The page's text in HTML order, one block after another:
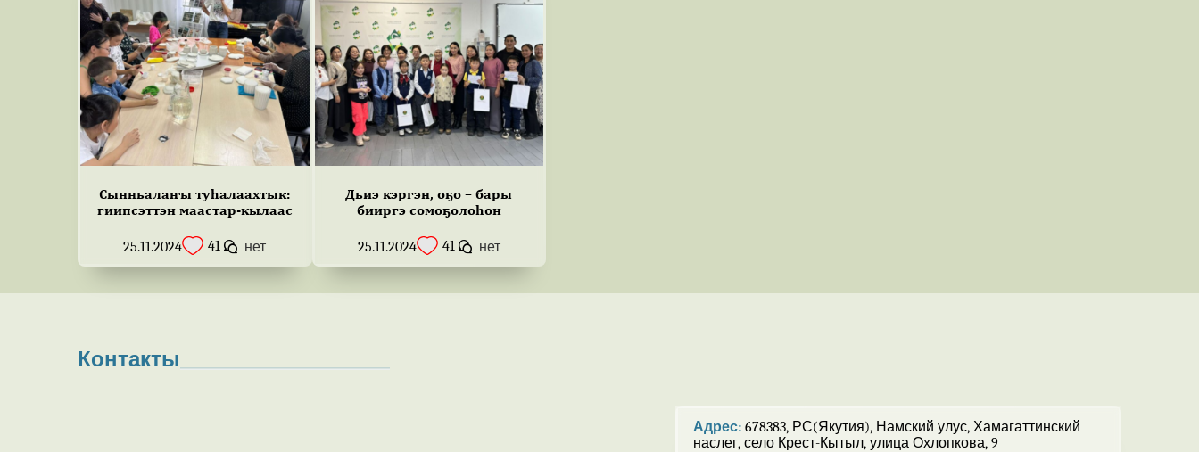
Сынньалаҥы туһалаахтык:
гиипсэттэн маастар-кылаас
25.11.2024 41 нет
Дьиэ кэргэн, оҕо – бары
бииргэ сомоҕолоһон
25.11.2024 41 нет
Контакты
Адрес: 678383, РС(Якутия), Намский улус, Хамагаттинский
наслег, село Крест-Кытыл, улица Охлопкова, 9